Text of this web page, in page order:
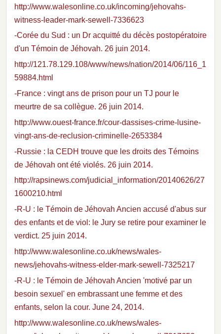
http://www.walesonline.co.uk/incoming/jehovahs-
witness-leader-mark-sewell-7336623
-Corée du Sud : un Dr acquitté du décès postopératoire
d'un Témoin de Jéhovah. 26 juin 2014.
http://121.78.129.108/www/news/nation/2014/06/116_1
59884.html
-France : vingt ans de prison pour un TJ pour le
meurtre de sa collègue. 26 juin 2014.
http://www.ouest-france.fr/cour-dassises-crime-lusine-
vingt-ans-de-reclusion-criminelle-2653384
-Russie : la CEDH trouve que les droits des Témoins
de Jéhovah ont été violés. 26 juin 2014.
http://rapsinews.com/judicial_information/20140626/27
1600210.html
-R-U : le Témoin de Jéhovah Ancien accusé d'abus sur
des enfants et de viol: le Jury se retire pour examiner le
verdict. 25 juin 2014.
http://www.walesonline.co.uk/news/wales-
news/jehovahs-witness-elder-mark-sewell-7325217
-R-U : le Témoin de Jéhovah Ancien 'motivé par un
besoin sexuel' en embrassant une femme et des
enfants, selon la cour. June 24, 2014.
http://www.walesonline.co.uk/news/wales-